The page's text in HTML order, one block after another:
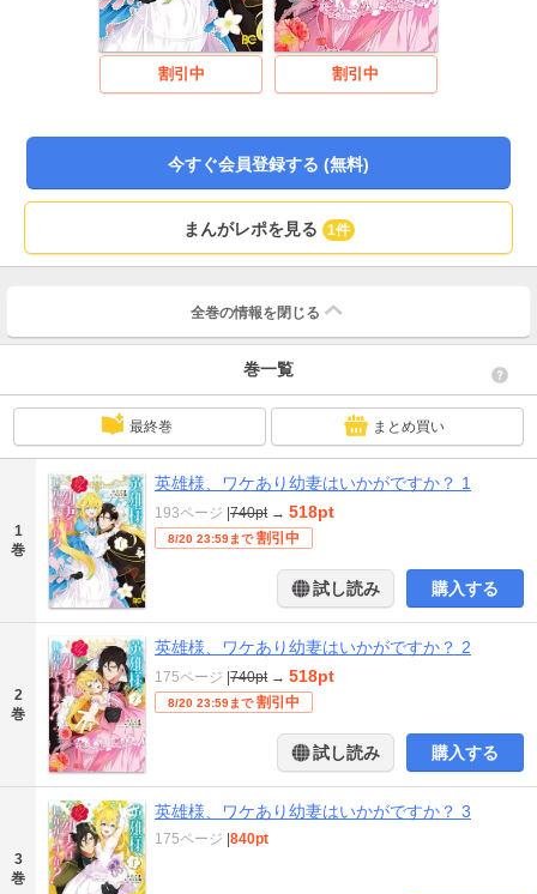
割引中 割引中
今すぐ会員登録する (無料)
まんがレポを見る 1件
全巻の情報を 閉じる
巻一覧
最終巻 まとめ買い
1
巻
英雄様、ワケあり幼妻はいかがですか？ 1
193ページ |740pt → 518pt
8/20 23:59まで 割引中
試し読み 購入する
2
巻
英雄様、ワケあり幼妻はいかがですか？ 2
175ページ |740pt → 518pt
8/20 23:59まで 割引中
試し読み 購入する
3
巻
英雄様、ワケあり幼妻はいかがですか？ 3
175ページ |840pt